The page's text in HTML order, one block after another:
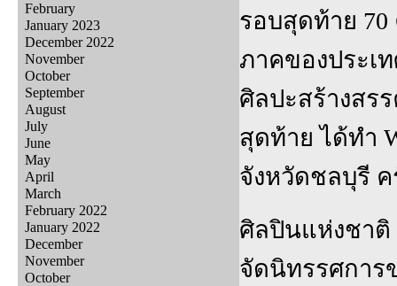
February
January 2023
December 2022
November
October
September
August
July
June
May
April
March
February 2022
January 2022
December
November
October
รอบสุดท้าย
ภาคของประเ
ศิลปะสร้างสร
สุดท้าย ได้ทำ
จังหวัดชลบุรี ค
ศิลปินแห่งชาติ
จัดนิทรรศการ